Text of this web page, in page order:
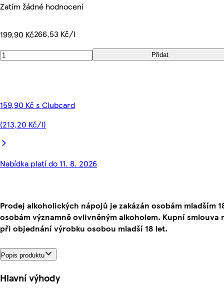
Zatím žádné hodnocení
199,90 Kč266,53 Kč/l
Přidat
159,90 Kč s Clubcard
(213,20 Kč/l)
Nabídka platí do 11. 8. 2026
Prodej alkoholických nápojů je zakázán osobám mladším
osobám významně ovlivněným alkoholem. Kupní smlouva
při objednání výrobku osobou mladší 18 let.
Popis produktu
Hlavní výhody